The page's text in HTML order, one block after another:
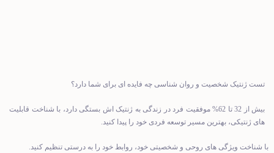
تست ژنتیک شخصیت و روان شناسی چه فایده ای برای شما دارد؟
بیش از 32 تا 62% موفقیت فرد در زندگی به ژنتیک اش بستگی دارد، با شناخت قابلیت
های ژنتیکی، بهترین مسیر توسعه فردی خود را پیدا کنید.
با شناخت ویژگی های روحی و شخصیتی خود، روابط خود را به درستی تنظیم کنید.